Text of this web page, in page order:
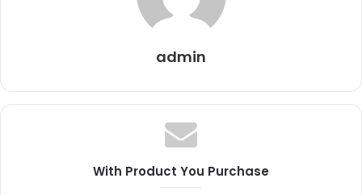
admin
With Product You Purchase